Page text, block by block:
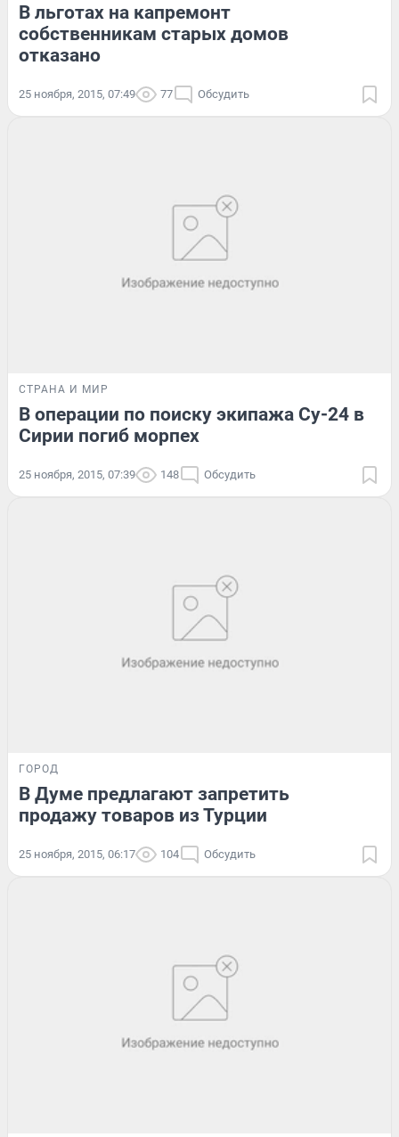
В льготах на капремонт
собственникам старых домов
отказано
25 ноября, 2015, 07:49 77 Обсудить
СТРАНА И МИР
В операции по поиску экипажа Су-24 в
Сирии погиб морпех
25 ноября, 2015, 07:39 148 Обсудить
ГОРОД
В Думе предлагают запретить
продажу товаров из Турции
25 ноября, 2015, 06:17 104 Обсудить